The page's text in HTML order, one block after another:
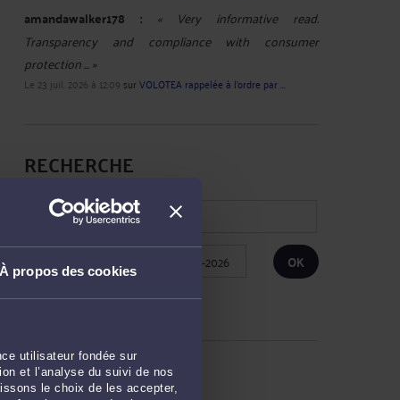
À propos des cookies
utilisateur fondée sur
et l’analyse du suivi de nos
le choix de les accepter,
amandawalker178 :
« Very informative read.
Transparency and compliance with consumer
protection ... »
Le 23 juil. 2026 à 12:09 surVOLOTEA rappelée à l’ordre par ...
RECHERCHE
Publié du
Réinitialiser les filtres
ARCHIVES